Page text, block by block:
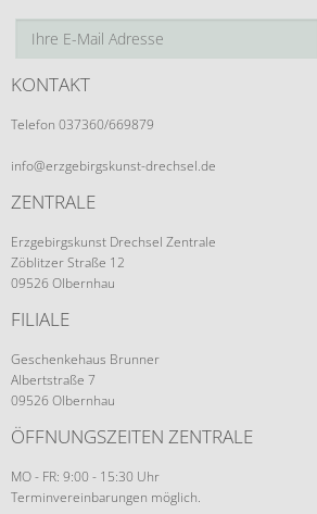
KONTAKT
Telefon 037360/669879
info@erzgebirgskunst-drechsel.de
ZENTRALE
Erzgebirgskunst Drechsel Zentrale
Zöblitzer Straße 12
09526 Olbernhau
FILIALE
Geschenkehaus Brunner
Albertstraße 7
09526 Olbernhau
ÖFFNUNGSZEITEN ZENTRALE
MO - FR: 9:00 - 15:30 Uhr
Terminvereinbarungen möglich.